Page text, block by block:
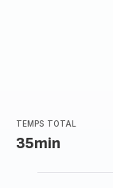
TEMPS TOTAL
35min